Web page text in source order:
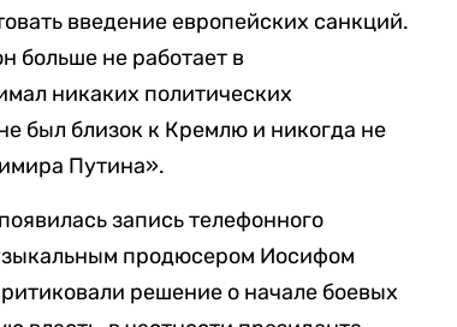
введение европейских санкций.
больше не работает в
никаких политических
был близок к Кремлю и никогда не
Путина».
запись телефонного
продюсером Иосифом
решение о начале боевых